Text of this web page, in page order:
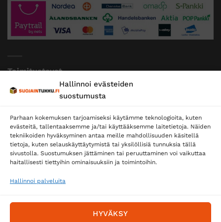
Hallinnoi evästeiden
suostumusta
Parhaan kokemuksen tarjoamiseksi käytämme teknologioita, kuten
evästeitä, tallentaaksemme ja/tai käyttääksemme laitetietoja. Näiden
tekniikoiden hyväksyminen antaa meille mahdollisuuden käsitellä
tietoja, kuten selauskäyttäytymistä tai yksilöllisiä tunnuksia tällä
sivustolla. Suostumuksen jättäminen tai peruuttaminen voi vaikuttaa
haitallisesti tiettyihin ominaisuuksiin ja toimintoihin.
Hallinnoi palveluita
HYVÄKSY
Toimitustavat
Posti
Postnord
Tilaa uutiskirje ja saat erikoisalennuksia